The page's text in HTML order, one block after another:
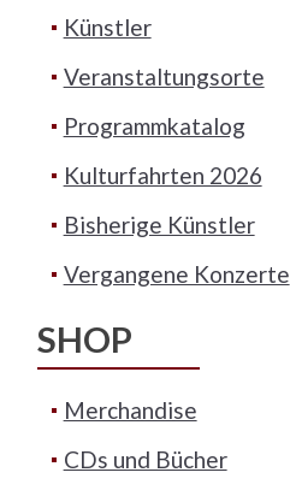
Künstler
Veranstaltungsorte
Programmkatalog
Kulturfahrten 2026
Bisherige Künstler
Vergangene Konzerte
SHOP
Merchandise
CDs und Bücher